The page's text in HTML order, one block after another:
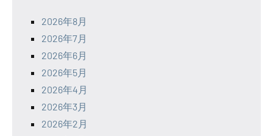
2026年8月
2026年7月
2026年6月
2026年5月
2026年4月
2026年3月
2026年2月